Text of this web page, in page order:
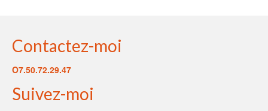
Contactez-moi
O7.50.72.29.47
Suivez-moi